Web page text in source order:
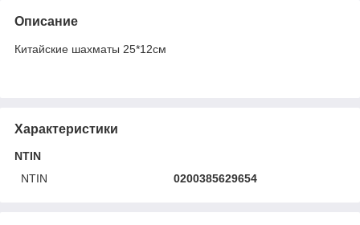
Описание
Китайские шахматы 25*12см
Характеристики
NTIN
NTIN
0200385629654